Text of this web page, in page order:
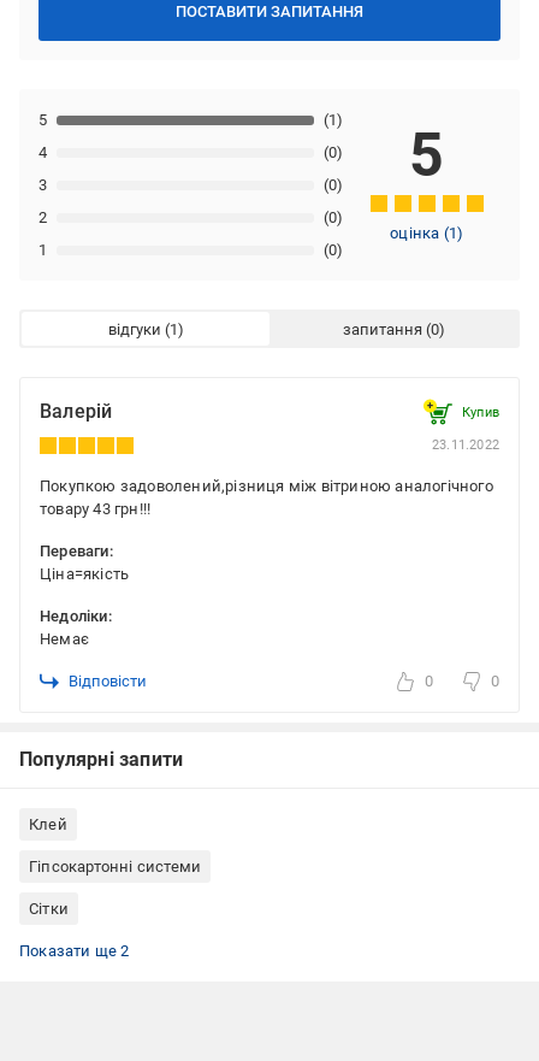
ПОСТАВИТИ ЗАПИТАННЯ
1 (0)
2 (0)
3 (0)
4 (0)
5 (1)
5
оцінка (1)
відгуки запитання
Валерій Купив
23.11.2022
Покупкою задоволений,різниця між вітриною аналогічного
товару 43 грн!!!
Переваги:
Ціна=якість
Недоліки:
Немає
Відповісти 0 0
Популярні запити
Клей
Гіпсокартонні системи
Сітки
Серп'янка BauGut
Серп'янка 100 мм
Показати ще 2